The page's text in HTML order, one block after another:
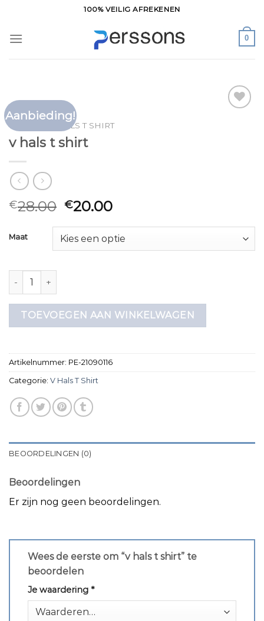
inhoud
100% VEILIG AFREKENEN
0
Aanbieding!
HOME V HALS T SHIRT
v hals t shirt
€28.00 €20.00
Maat
v hals t shirt aantal
TOEVOEGEN AAN WINKELWAGEN
Artikelnummer: PE-21090116
Categorie: V Hals T Shirt
BEOORDELINGEN (0)
Beoordelingen
Er zijn nog geen beoordelingen.
Wees de eerste om “v hals t shirt” te
beoordelen
Je waardering *